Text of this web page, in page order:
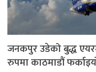
जनकपुर उडेको बुद्ध
रुपमा काठमाडौं